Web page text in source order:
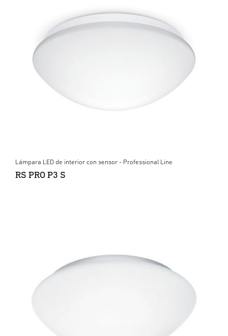
Lámpara LED de interior con sensor - Professional Line
RS PRO P3 S